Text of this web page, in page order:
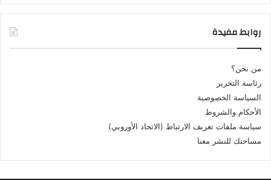
روابط مفيدة
من نحن؟
رئاسة التحرير
السياسة الخصوصية
الأحكام والشروط
سياسة ملفات تعريف الارتباط (الاتحاد الأوروبي)
مساحتك للنشر معنا